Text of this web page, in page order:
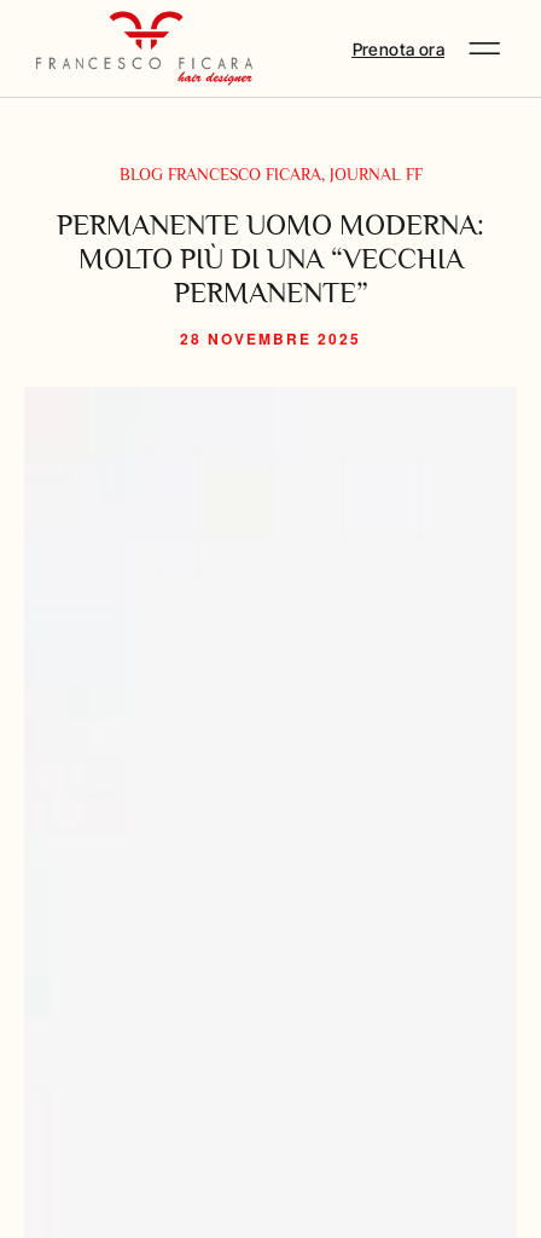
Prenota ora
BLOG FRANCESCO FICARA, JOURNAL FF
PERMANENTE UOMO MODERNA:
MOLTO PIÙ DI UNA “VECCHIA
PERMANENTE”
28 NOVEMBRE 2025